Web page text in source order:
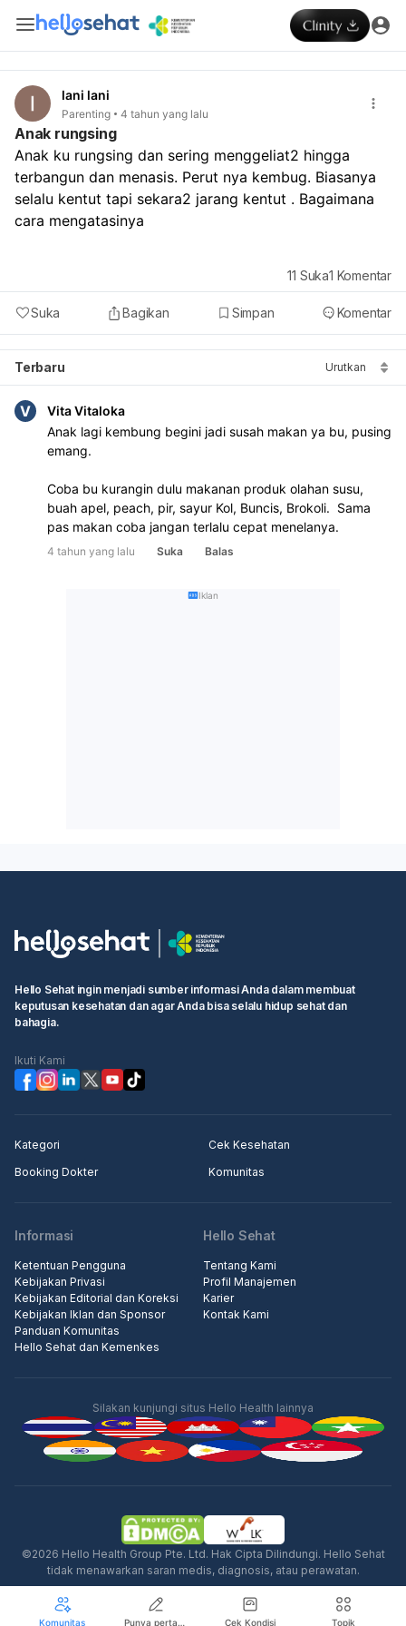
lani lani
Parenting 4 tahun yang lalu
Anak rungsing
Anak ku rungsing dan sering menggeliat2 hingga
terbangun dan menasis. Perut nya kembug. Biasanya
selalu kentut tapi sekara2 jarang kentut . Bagaimana
cara mengatasinya
Suka Bagikan Simpan Komentar
11 Suka1 Komentar
Terbaru Urutkan
V
Vita Vitaloka
Anak lagi kembung begini jadi susah makan ya bu, pusing
emang.
Coba bu kurangin dulu makanan produk olahan susu,
buah apel, peach, pir, sayur Kol, Buncis, Brokoli.  Sama
pas makan coba jangan terlalu cepat menelanya.
4 tahun yang lalu Suka Balas
Iklan
Iklan
Hello Sehat ingin menjadi sumber informasi Anda dalam membuat
keputusan kesehatan dan agar Anda bisa selalu hidup sehat dan
bahagia.
Ikuti Kami
Kategori
Cek Kesehatan
Booking Dokter
Komunitas
Informasi
Ketentuan Pengguna
Kebijakan Privasi
Kebijakan Editorial dan Koreksi
Kebijakan Iklan dan Sponsor
Panduan Komunitas
Hello Sehat dan Kemenkes
Hello Sehat
Tentang Kami
Profil Manajemen
Karier
Kontak Kami
Silakan kunjungi situs Hello Health lainnya
©2026 Hello Health Group Pte. Ltd. Hak Cipta Dilindungi. Hello Sehat
tidak menawarkan saran medis, diagnosis, atau perawatan.
Komunitas Punya pertanyaan seputar kesehatan? Cek Kondisi Topik